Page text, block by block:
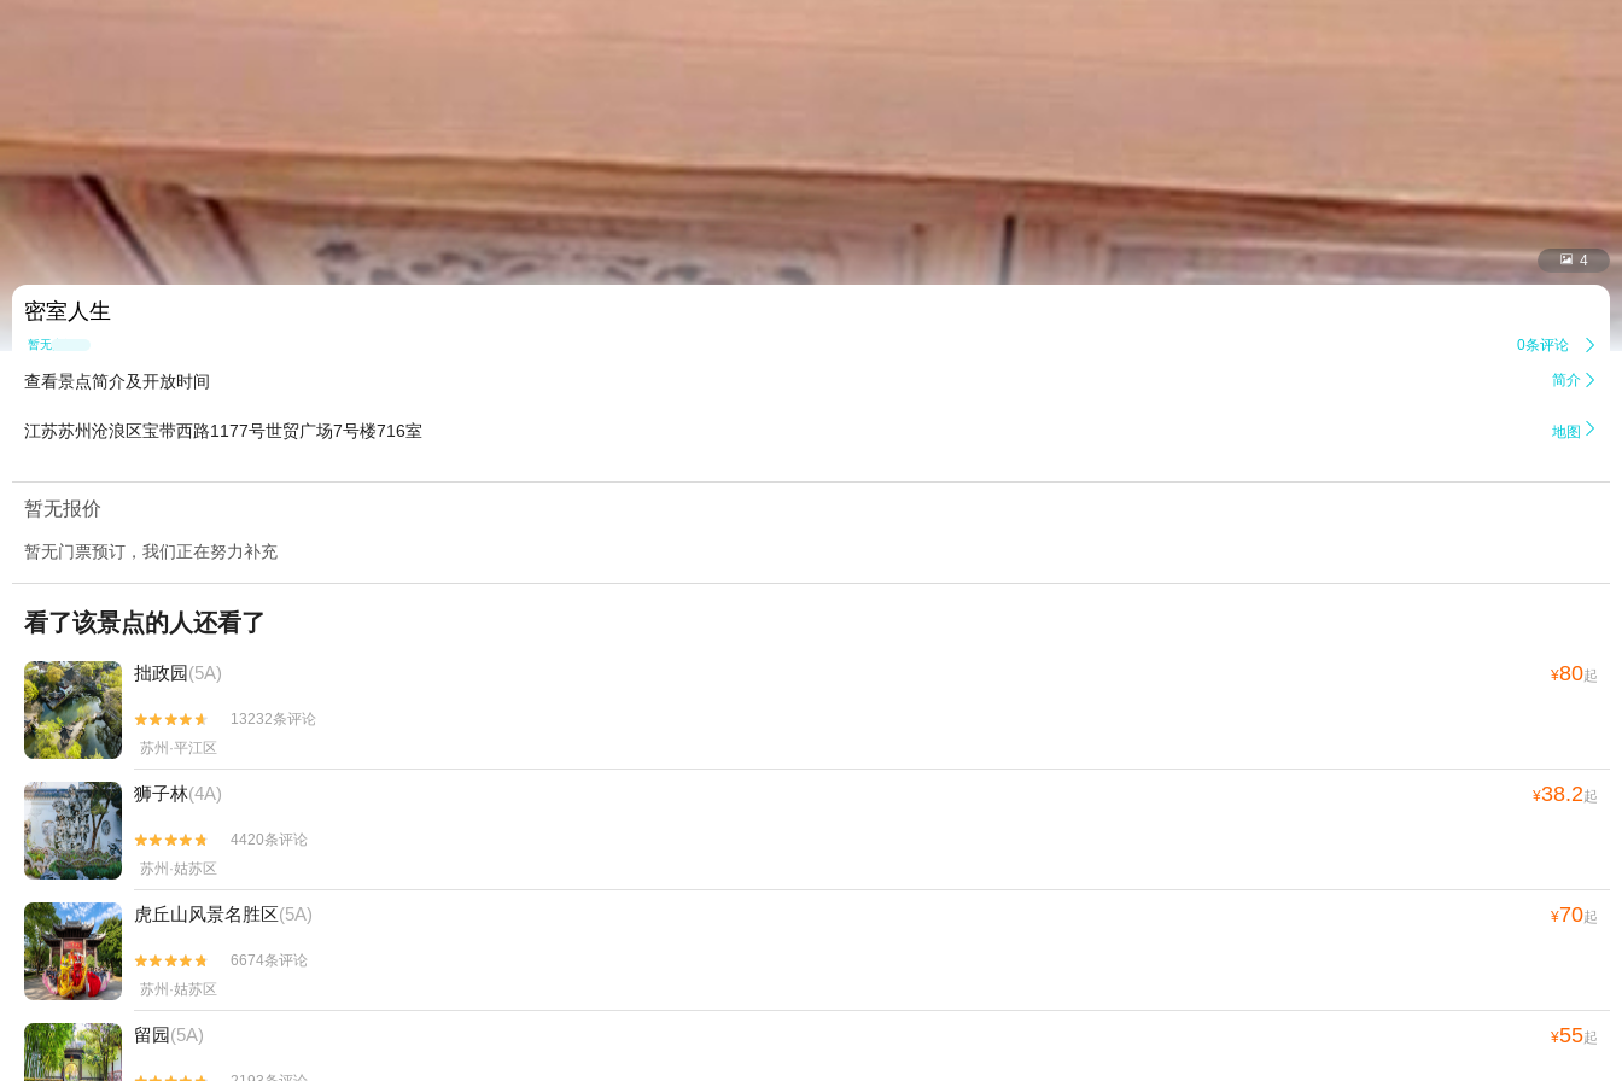
 4
密室人生
暂无点评 0条评论 
查看景点简介及开放时间 简介 
江苏苏州沧浪区宝带西路1177号世贸广场7号楼716室 地图 
暂无报价
暂无门票预订，我们正在努力补充
看了该景点的人还看了
拙政园(5A) ¥80起


13232条评论
苏州·平江区
狮子林(4A) ¥38.2起


4420条评论
苏州·姑苏区
虎丘山风景名胜区(5A) ¥70起


6674条评论
苏州·姑苏区
留园(5A) ¥55起